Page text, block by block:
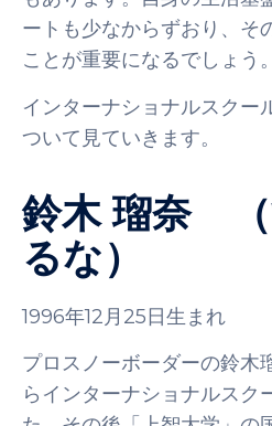
ートも少なからずおり、そ
ことが重要になるでしょう。
インターナショナルスクー
ついて見ていきます。
鈴木 瑠奈
るな）
1996年12月25日生まれ
プロスノーボーダーの鈴木
らインターナショナルスク